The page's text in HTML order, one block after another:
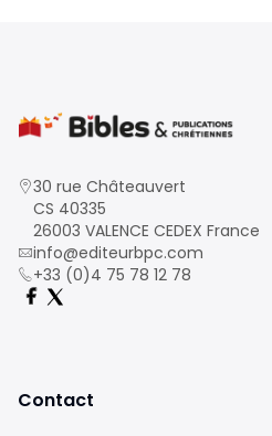
30 rue Châteauvert
CS 40335
26003 VALENCE CEDEX France
info@editeurbpc.com
+33 (0)4 75 78 12 78
Contact